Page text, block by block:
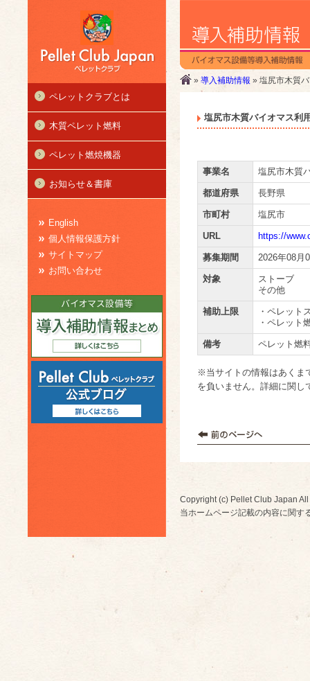
» 導入補助情報 » 塩尻市木質
塩尻市木質バイオマス利
事業名 塩尻市木質
都道府県 長野県
市町村 塩尻市
URL https://
募集期間 2026年08月
対象
ストーブ
その他
補助上限
・ペレット
・ペレット
備考 ペレット燃
※当サイトの情報はあくま
を負いません。詳細に関し
ペレットクラブとは
木質ペレット燃料
ペレット燃焼機器
お知らせ＆書庫
English
個人情報保護方針
サイトマップ
お問い合わせ
Copyright (c) Pellet Club Japan
当ホームページ記載の内容に関す